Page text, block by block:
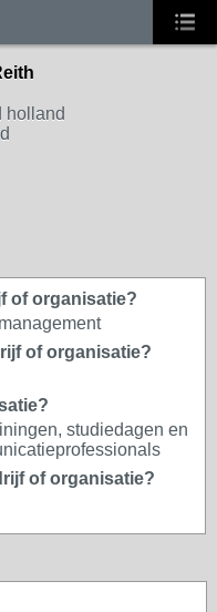
holland
of organisatie?
of organisatie?
studiedagen en
of organisatie?